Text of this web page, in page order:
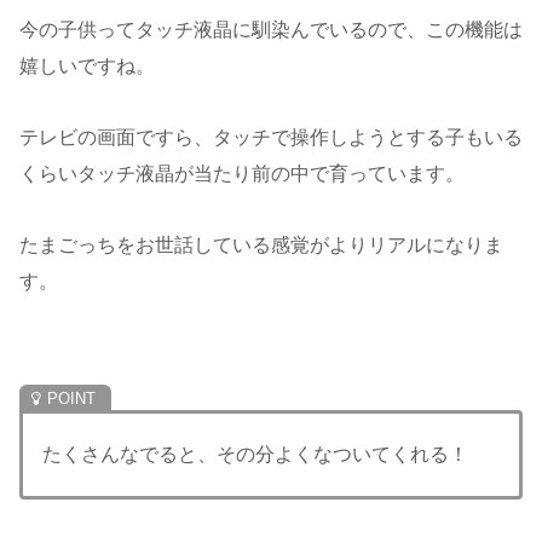
今の子供ってタッチ液晶に馴染んでいるので、この機能は
嬉しいですね。
テレビの画面ですら、タッチで操作しようとする子もいる
くらいタッチ液晶が当たり前の中で育っています。
たまごっちをお世話している感覚がよりリアルになりま
す。
たくさんなでると、その分よくなついてくれる！